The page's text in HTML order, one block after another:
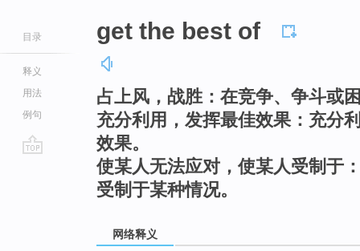
目录
释义
用法
例句
get the best of
占上风，战胜：在竞争、争斗或
充分利用，发挥最佳效果：充分
效果。
使某人无法应对，使某人受制于
受制于某种情况。
网络释义